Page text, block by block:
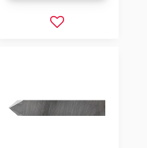
Lägg till i